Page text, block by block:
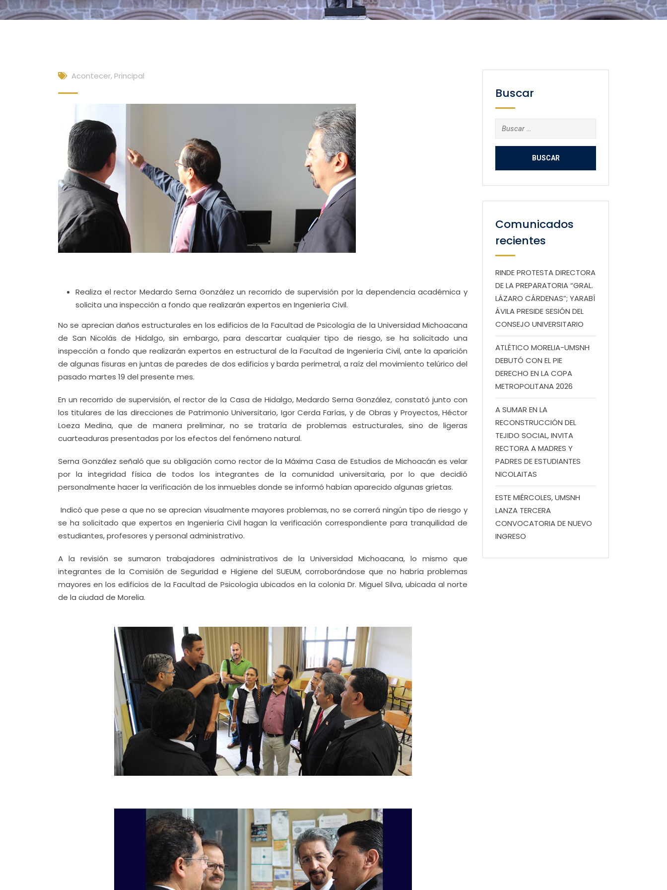
Acontecer, Principal
Realiza el rector Medardo Serna González un recorrido de supervisión por la dependencia académica y
solicita una inspección a fondo que realizarán expertos en Ingeniería Civil.
No se aprecian daños estructurales en los edificios de la Facultad de Psicología de la Universidad Michoacana
de San Nicolás de Hidalgo, sin embargo, para descartar cualquier tipo de riesgo, se ha solicitado una
inspección a fondo que realizarán expertos en estructural de la Facultad de Ingeniería Civil, ante la aparición
de algunas fisuras en juntas de paredes de dos edificios y barda perimetral, a raíz del movimiento telúrico del
pasado martes 19 del presente mes.
En un recorrido de supervisión, el rector de la Casa de Hidalgo, Medardo Serna González, constató junto con
los titulares de las direcciones de Patrimonio Universitario, Igor Cerda Farías, y de Obras y Proyectos, Héctor
Loeza Medina, que de manera preliminar, no se trataría de problemas estructurales, sino de ligeras
cuarteaduras presentadas por los efectos del fenómeno natural.
Serna González señaló que su obligación como rector de la Máxima Casa de Estudios de Michoacán es velar
por la integridad física de todos los integrantes de la comunidad universitaria, por lo que decidió
personalmente hacer la verificación de los inmuebles donde se informó habían aparecido algunas grietas.
Indicó que pese a que no se aprecian visualmente mayores problemas, no se correrá ningún tipo de riesgo y
se ha solicitado que expertos en Ingeniería Civil hagan la verificación correspondiente para tranquilidad de
estudiantes, profesores y personal administrativo.
A la revisión se sumaron trabajadores administrativos de la Universidad Michoacana, lo mismo que
integrantes de la Comisión de Seguridad e Higiene del SUEUM, corroborándose que no habría problemas
mayores en los edificios de la Facultad de Psicología ubicados en la colonia Dr. Miguel Silva, ubicada al norte
de la ciudad de Morelia.
Buscar
Buscar:
Comunicados
recientes
RINDE PROTESTA DIRECTORA
DE LA PREPARATORIA “GRAL.
LÁZARO CÁRDENAS”; YARABÍ
ÁVILA PRESIDE SESIÓN DEL
CONSEJO UNIVERSITARIO
ATLÉTICO MORELIA-UMSNH
DEBUTÓ CON EL PIE
DERECHO EN LA COPA
METROPOLITANA 2026
A SUMAR EN LA
RECONSTRUCCIÓN DEL
TEJIDO SOCIAL, INVITA
RECTORA A MADRES Y
PADRES DE ESTUDIANTES
NICOLAITAS
ESTE MIÉRCOLES, UMSNH
LANZA TERCERA
CONVOCATORIA DE NUEVO
INGRESO